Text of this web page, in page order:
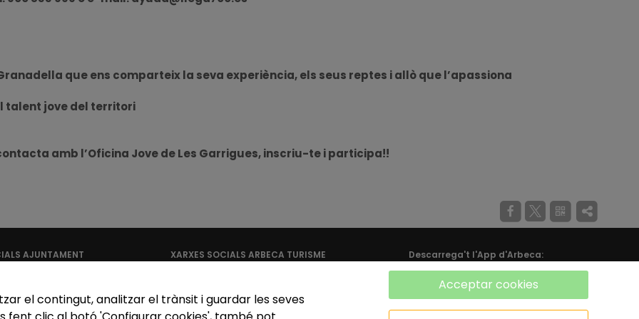
que ens comparteix la seva experiència, els seus reptes i allò que l’apassiona
talent jove del territori
amb l’Oficina Jove de Les Garrigues, inscriu-te i participa!!
AJUNTAMENT XARXES SOCIALS ARBECA TURISME Descarrega't l'App d'Arbeca:
el contingut, analitzar el trànsit i guardar les seves
Acceptar cookies